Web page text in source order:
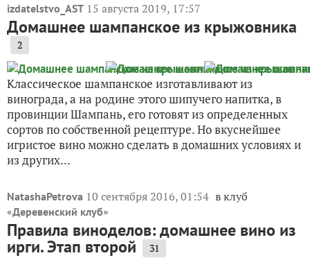
izdatelstvo_AST 15 августа 2019, 17:57
Домашнее шампанское из крыжовника
2
Классическое шампанское изготавливают из
винограда, а на родине этого шипучего напитка, в
провинции Шампань, его готовят из определенных
сортов по собственной рецептуре. Но вкуснейшее
игристое вино можно сделать в домашних условиях и
из других...
NatashaPetrova 10 сентября 2016, 01:54 в клуб
«Деревенский клуб»
Правила виноделов: домашнее вино из
ирги. Этап второй 31